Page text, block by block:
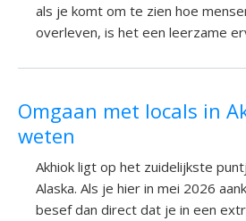
als je komt om te zien hoe
overleven, is het een leerzame
Omgaan met locals in
weten
Akhiok ligt op het zuidelijkste
Alaska. Als je hier in mei 2026
besef dan direct dat je in een